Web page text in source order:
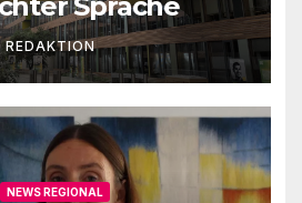
REDAKTION
NEWS REGIONAL